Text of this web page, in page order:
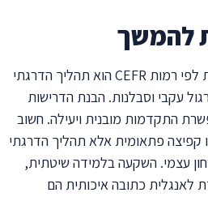
להמשך
פיתוח כישורי כתיבה באנגלית לפי רמות CEFR הוא תהליך הדרגתי
עקבי וסבלנות. הבנת הדרישות
התקדמות מובנית ויעילה. חשוב
קפיצה פתאומית אלא תהליך הדרגתי
עצמי. השקעה בלמידה שיטתית,
לאנגלית כתובה איכותית הם